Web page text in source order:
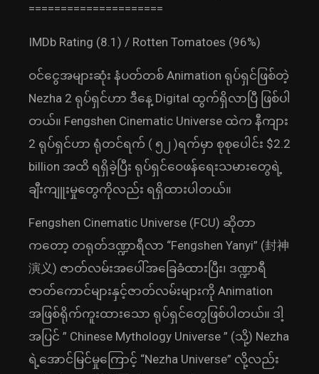
=====================
IMDb Rating (8.1) / Rotten Tomatoes (96%)
ဝင်ငွေအများဆုံး နံပတ်တစ် Animation ရုပ်ရှင်ဖြစ်တဲ့
Nezha 2 ရုပ်ရှင်ဟာ ဒီနေ့ Digital ထွက်ရှိလာပြီ ဖြစ်ပါ
တယ်။ Fengshen Cinematic Universe ထဲက နီကျား
2 ရုပ်ရှင်ဟာ ရုံတင်ရက် ( ၅၂ )ရက်မှာ စုစုပေါင်း $2.2
billion အထိ ရရှိခဲ့ပြီး ရုပ်ရှင်ဝေဖန်ရေးသမားတွေရဲ့
ချီးကျူးမှုတွေကိုလည်း ရရှိထားပါတယ်။
Fengshen Cinematic Universe (FCU) ဆိုတာ
ကတော့ တရုတ်ဒဏ္ဍာရီလာ “Fengshen Yanyi” (封神
演义) ဇာတ်လမ်းအပေါ်အခြေခံထားပြီး၊ ဒဏ္ဍာရီ
ဇာတ်ကောင်များနှင့်ဇာတ်လမ်းများကို Animation
အဖြစ်ရိုက်ကူးထားသော ရုပ်ရှင်တွေဖြစ်ပါတယ်။ ဒါ့
အပြင် ” Chinese Mythology Universe ” (သို့) Nezha
ရဲ့အောင်မြင်မှုကြောင့် “Nezha Universe” လို့လည်း